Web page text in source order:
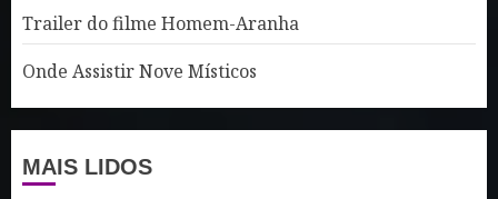
Trailer do filme Homem-Aranha
Onde Assistir Nove Místicos
MAIS LIDOS